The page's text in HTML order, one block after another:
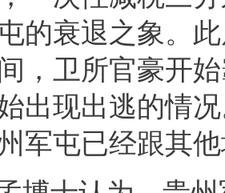
的衰退之象。
，卫所官豪开
出现出逃的情
军屯已经跟其